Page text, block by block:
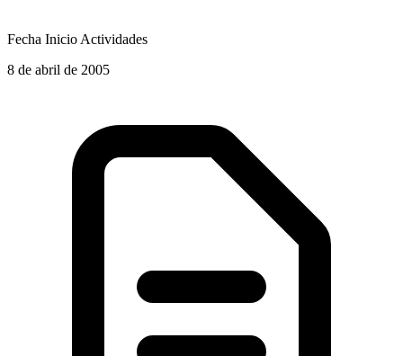
Fecha Inicio Actividades
8 de abril de 2005